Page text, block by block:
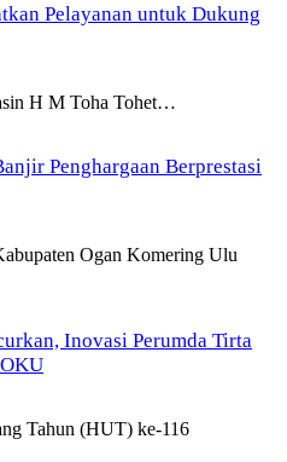
Pelayanan untuk Dukung
H M Toha Tohet…
Penghargaan Berprestasi
Ogan Komering Ulu
Inovasi Perumda Tirta
Tahun (HUT) ke-116